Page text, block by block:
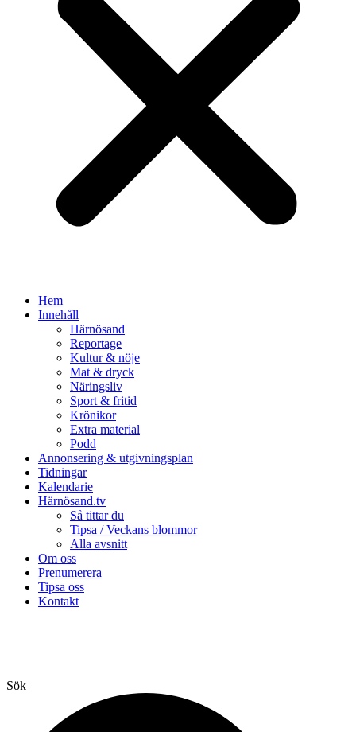
Hem
Innehåll
Härnösand
Reportage
Kultur & nöje
Mat & dryck
Näringsliv
Sport & fritid
Krönikor
Extra material
Podd
Annonsering & utgivningsplan
Tidningar
Kalendarie
Härnösand.tv
Så tittar du
Tipsa / Veckans blommor
Alla avsnitt
Om oss
Prenumerera
Tipsa oss
Kontakt
Sök